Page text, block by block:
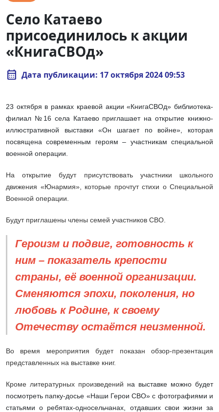
Село Катаево
присоединилось к акции
«КнигаСВОд»
calendar_month Дата публикации: 17 октября 2024 09:53
23 октября в рамках краевой акции «КнигаСВОд» библиотека-
филиал №16 села Катаево приглашает на открытие книжно-
иллюстративной выставки «Он шагает по войне», которая
посвящена современным героям – участникам специальной
военной операции.
На открытие будут присутствовать участники школьного
движения «Юнармия», которые прочтут стихи о Специальной
Военной операции.
Будут приглашены члены семей участников СВО.
Героизм и подвиг, готовность к
ним – показатель крепости
страны, её военной организации.
Сменяются эпохи, поколения, но
любовь к Родине, к своему
Отечеству остаётся неизменной.
Во время мероприятия будет показан обзор-презентация
представленных на выставке книг.
Кроме литературных произведений на выставке можно будет
посмотреть папку-досье «Наши Герои СВО» с фотографиями и
статьями о ребятах-односельчанах, отдавших свои жизни за